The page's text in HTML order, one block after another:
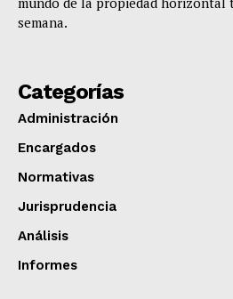
semana.
Categorías
Administración
Encargados
Normativas
Jurisprudencia
Análisis
Informes